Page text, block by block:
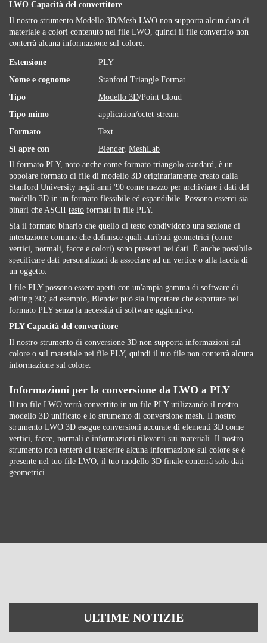
LWO Capacità del convertitore
Il nostro strumento Modello 3D/Mesh LWO non supporta alcun dato di
materiale a colori contenuto nei file LWO, quindi il file convertito non
conterrà alcuna informazione sul colore.
Estensione
PLY
Nome e cognome
Stanford Triangle Format
Tipo
Modello 3D/Point Cloud
Tipo mimo
application/octet-stream
Formato
Text
Si apre con
Blender, MeshLab
Il formato PLY, noto anche come formato triangolo standard, è un
popolare formato di file di modello 3D originariamente creato dalla
Stanford University negli anni '90 come mezzo per archiviare i dati del
modello 3D in un formato flessibile ed espandibile. Possono esserci sia
binari che ASCII testo formati in file PLY.
Sia il formato binario che quello di testo condividono una sezione di
intestazione comune che definisce quali attributi geometrici (come
vertici, normali, facce e colori) sono presenti nei dati. È anche possibile
specificare dati personalizzati da associare ad un vertice o alla faccia di
un oggetto.
I file PLY possono essere aperti con un'ampia gamma di software di
editing 3D; ad esempio, Blender può sia importare che esportare nel
formato PLY senza la necessità di software aggiuntivo.
PLY Capacità del convertitore
Il nostro strumento di conversione 3D non supporta informazioni sul
colore o sul materiale nei file PLY, quindi il tuo file non conterrà alcuna
informazione sul colore.
Informazioni per la conversione da LWO a PLY
Il tuo file LWO verrà convertito in un file PLY utilizzando il nostro
modello 3D unificato e lo strumento di conversione mesh. Il nostro
strumento LWO 3D esegue conversioni accurate di elementi 3D come
vertici, facce, normali e informazioni rilevanti sui materiali. Il nostro
strumento non tenterà di trasferire alcuna informazione sul colore se è
presente nel tuo file LWO; il tuo modello 3D finale conterrà solo dati
geometrici.
ULTIME NOTIZIE